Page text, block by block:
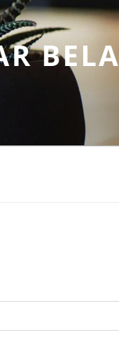
BELA